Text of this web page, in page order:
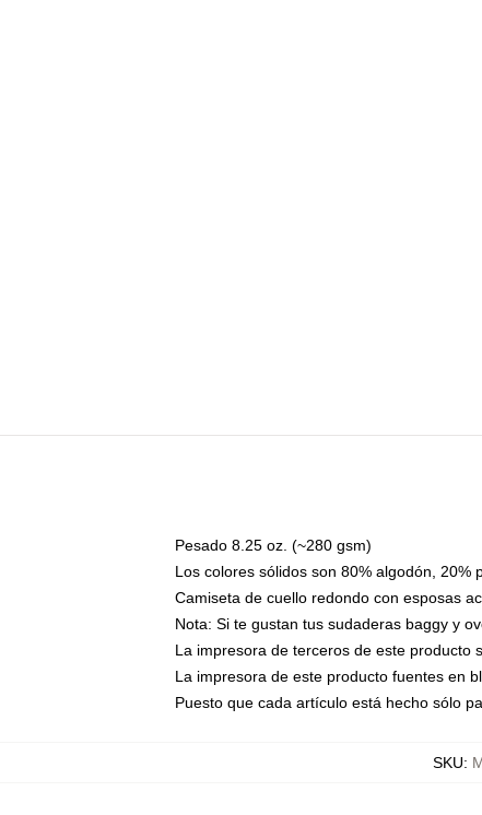
Pesado 8.25 oz. (~280 gsm)
Los colores sólidos son 80% algodón, 20%
Camiseta de cuello redondo con esposas
Nota: Si te gustan tus sudaderas baggy y
La impresora de terceros de este producto
La impresora de este producto fuentes en
Puesto que cada artículo está hecho sólo
SKU: